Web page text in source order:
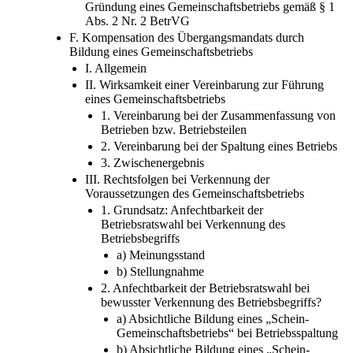
Gründung eines Gemeinschaftsbetriebs gemäß § 1
Abs. 2 Nr. 2 BetrVG
F. Kompensation des Übergangsmandats durch
Bildung eines Gemeinschaftsbetriebs
I. Allgemein
II. Wirksamkeit einer Vereinbarung zur Führung
eines Gemeinschaftsbetriebs
1. Vereinbarung bei der Zusammenfassung von
Betrieben bzw. Betriebsteilen
2. Vereinbarung bei der Spaltung eines Betriebs
3. Zwischenergebnis
III. Rechtsfolgen bei Verkennung der
Voraussetzungen des Gemeinschaftsbetriebs
1. Grundsatz: Anfechtbarkeit der
Betriebsratswahl bei Verkennung des
Betriebsbegriffs
a) Meinungsstand
b) Stellungnahme
2. Anfechtbarkeit der Betriebsratswahl bei
bewusster Verkennung des Betriebsbegriffs?
a) Absichtliche Bildung eines „Schein-
Gemeinschaftsbetriebs“ bei Betriebsspaltung
b) Absichtliche Bildung eines „Schein-